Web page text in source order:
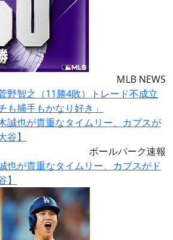
MLB NEWS
野智之（11勝4敗）トレード不成立
も捕手もかなり好き」
ボールパーク速報
也が貴重なタイムリー、カブスがド